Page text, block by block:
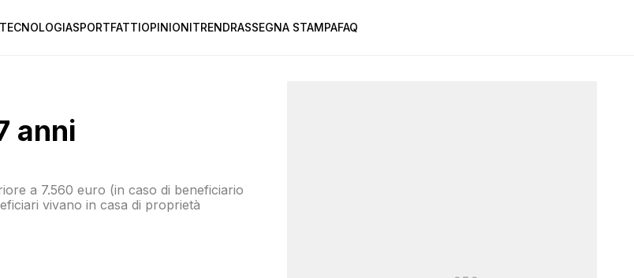
SPORTFATTIOPINIONITRENDRASSEGNA STAMPAFAQ
anni
a 7.560 euro (in caso di beneficiario
vivano in casa di proprietà